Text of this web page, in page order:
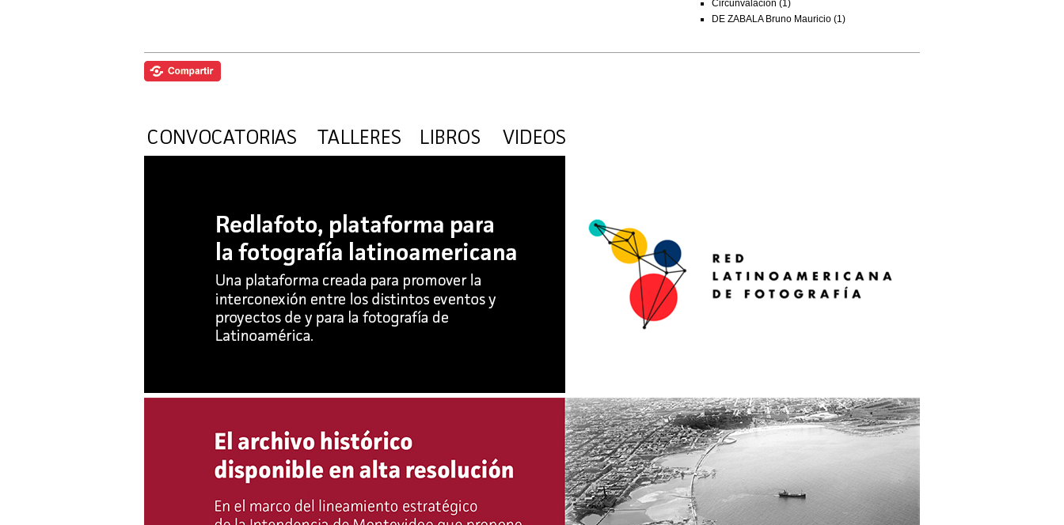
Circunvalación (1)
DE ZABALA Bruno Mauricio (1)